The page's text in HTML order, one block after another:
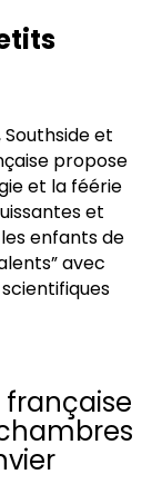
Southside et
propose
et la féérie
et
enfants de
avec